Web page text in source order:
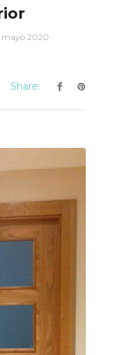
mayo 2020
Share: